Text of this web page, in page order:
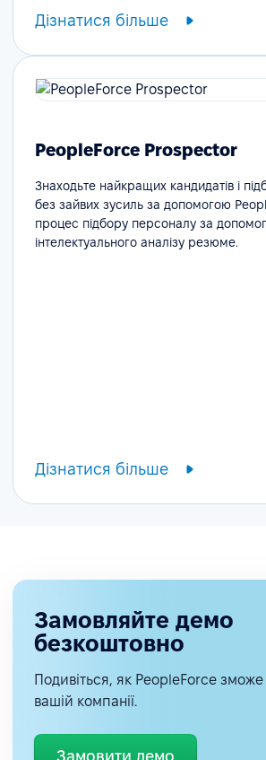
Дізнатися більше
PeopleForce Prospector
Знаходьте найкращих кандидатів і
без зайвих зусиль за допомогою
процес підбору персоналу за
інтелектуального аналізу резюме.
Дізнатися більше
Замовляйте демо
безкоштовно
Подивіться, як PeopleForce
вашій компанії.
Замовити демо